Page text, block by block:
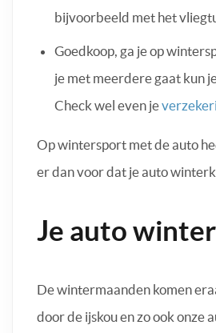
bijvoorbeeld met het
Goedkoop, ga je op
je met meerdere gaat kun
Check wel even je
Op wintersport met de auto
er dan voor dat je auto
Je auto
De wintermaanden komen
door de ijskou en zo ook onze